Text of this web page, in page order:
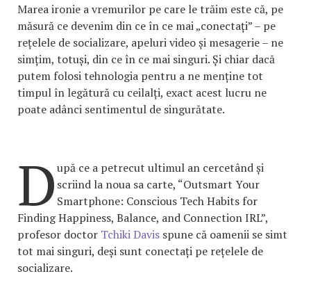
Marea ironie a vremurilor pe care le trăim este că, pe
măsură ce devenim din ce în ce mai „conectați” – pe
rețelele de socializare, apeluri video și mesagerie – ne
simțim, totuși, din ce în ce mai singuri. Și chiar dacă
putem folosi tehnologia pentru a ne menține tot
timpul în legătură cu ceilalți, exact acest lucru ne
poate adânci sentimentul de singurătate.
După ce a petrecut ultimul an cercetând și
scriind la noua sa carte, “Outsmart Your
Smartphone: Conscious Tech Habits for
Finding Happiness, Balance, and Connection IRL”,
profesor doctor Tchiki Davis spune că oamenii se simt
tot mai singuri, deși sunt conectați pe rețelele de
socializare.